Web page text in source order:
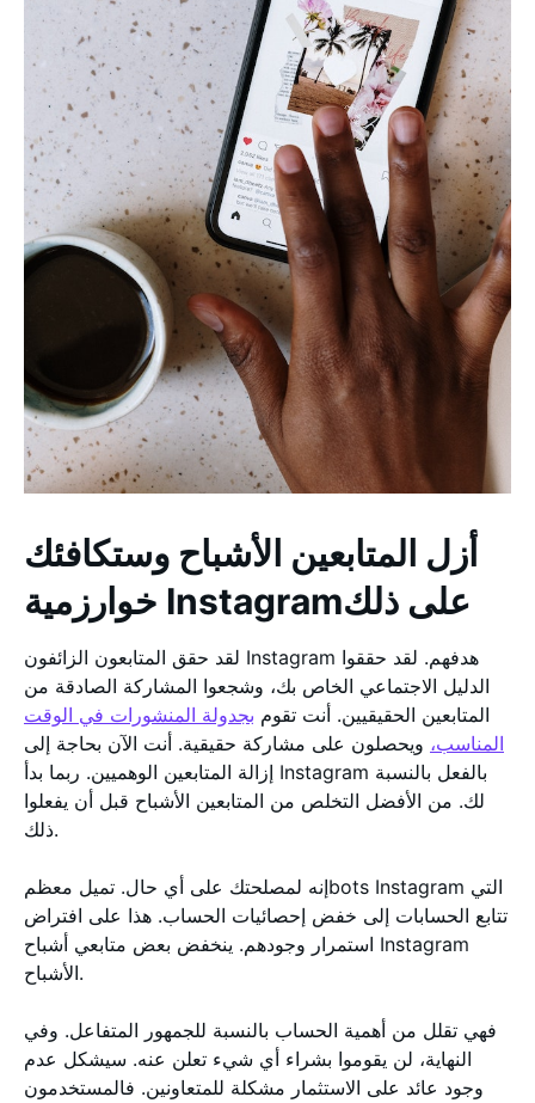
أزل المتابعين الأشباح وستكافئك
خوارزمية Instagramعلى ذلك
لقد حقق المتابعون الزائفون Instagram هدفهم. لقد حققوا
الدليل الاجتماعي الخاص بك، وشجعوا المشاركة الصادقة من
المتابعين الحقيقيين. أنت تقوم بجدولة المنشورات في الوقت
المناسب، ويحصلون على مشاركة حقيقية. أنت الآن بحاجة إلى
إزالة المتابعين الوهميين. ربما بدأ Instagram بالفعل بالنسبة
لك. من الأفضل التخلص من المتابعين الأشباح قبل أن يفعلوا
ذلك.
إنه لمصلحتك على أي حال. تميل معظمbots Instagram التي
تتابع الحسابات إلى خفض إحصائيات الحساب. هذا على افتراض
استمرار وجودهم. ينخفض بعض متابعي أشباح Instagram
الأشباح.
فهي تقلل من أهمية الحساب بالنسبة للجمهور المتفاعل. وفي
النهاية، لن يقوموا بشراء أي شيء تعلن عنه. سيشكل عدم
وجود عائد على الاستثمار مشكلة للمتعاونين. فالمستخدمون